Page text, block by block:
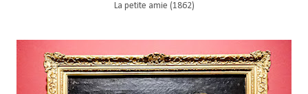
La petite amie (1862)